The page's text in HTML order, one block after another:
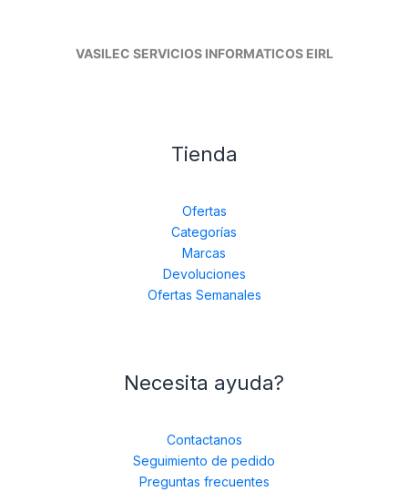
VASILEC SERVICIOS INFORMATICOS EIRL
Tienda
Ofertas
Categorías
Marcas
Devoluciones
Ofertas Semanales
Necesita ayuda?
Contactanos
Seguimiento de pedido
Preguntas frecuentes